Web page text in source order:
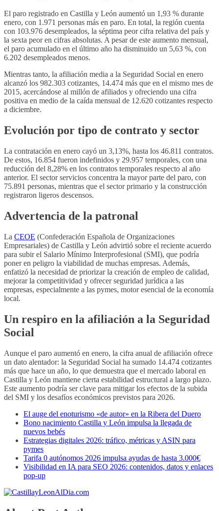
El paro registrado en Castilla y León aumentó un 1,93 % durante
enero, con 1.971 personas más en paro. En total, la región cuenta
con 103.976 desempleados, la séptima peor cifra relativa del país y
la sexta peor en cifras absolutas. A pesar de este aumento mensual,
el paro acumulado en el último año ha disminuido un 5,63 %, con
6.202 desempleados menos.
Mientras tanto, la afiliación media a la Seguridad Social en enero
alcanzó los 982.303 cotizantes, 14.474 más que en el mismo mes de
2015, acercándose al millón de afiliados y ofreciendo una cifra
positiva en medio de la caída mensual de 12.620 cotizantes respecto
a diciembre.
Evolución por tipo de contrato y sector
La contratación en enero cayó un 3,13%, hasta los 46.811 contratos.
De estos, 16.854 fueron indefinidos y 29.957 temporales, con una
reducción del 8,28% en los contratos temporales respecto al año
anterior. El sector servicios concentra la mayor parte del paro, con
75.891 personas, mientras que el sector primario y la construcción
registraron ligeros descensos.
Advertencia de la patronal
La CEOE (Confederación Española de Organizaciones
Empresariales) de Castilla y León advirtió sobre el reciente acuerdo
para subir el Salario Mínimo Interprofesional (SMI), que podría
poner en peligro la viabilidad de muchas empresas. Además,
enfatizó la necesidad de priorizar la creación de empleo de calidad,
mejorar la competitividad y ofrecer seguridad jurídica a las
empresas, especialmente a las pymes, motor esencial de la economía
local.
Un respiro en la afiliación a la Seguridad
Social
Aunque el paro aumentó en enero, la cifra anual de afiliación ofrece
un dato alentador: la Seguridad Social ha sumado 14.474 cotizantes
más que hace un año, lo que demuestra que el mercado laboral en
Castilla y León mantiene cierta estabilidad estructural a largo plazo.
Este aumento podría ser clave para mitigar los efectos de la subida
del SMI y los desafíos económicos previstos para 2026.
El auge del enoturismo «de autor» en la Ribera del Duero
Bono nacimiento Castilla y León impulsa la llegada de
nuevos bebés
Estrategias digitales 2026: tráfico, métricas y ASIN para
pymes
Tarifa 0 autónomos 2026 impulsa ayudas de hasta 3.000€
Visibilidad en IA para SEO 2026: contenidos, datos y enlaces
pop-up